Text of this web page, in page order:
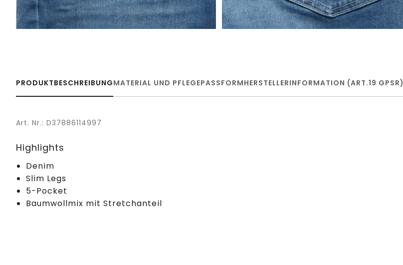
PRODUKTBESCHREIBUNGMATERIAL UND PFLEGEPASSFORMHERSTELLERINFORMATION (ART.19 GPSR)
Art. Nr.: D37886114997
Highlights
Denim
Slim Legs
5-Pocket
Baumwollmix mit Stretchanteil